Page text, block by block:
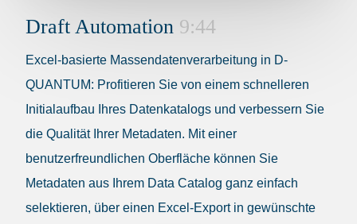
Draft Automation 9:44
Excel-basierte Massendatenverarbeitung in D-
QUANTUM: Profitieren Sie von einem schnelleren
Initialaufbau Ihres Datenkatalogs und verbessern Sie
die Qualität Ihrer Metadaten. Mit einer
benutzerfreundlichen Oberfläche können Sie
Metadaten aus Ihrem Data Catalog ganz einfach
selektieren, über einen Excel-Export in gewünschte